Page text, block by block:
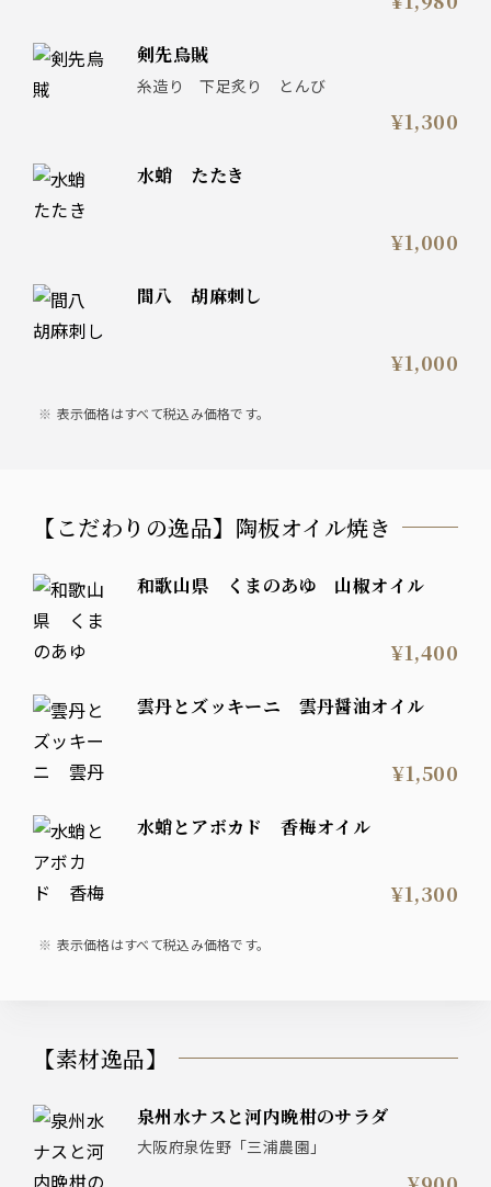
剣先烏賊
糸造り 下足炙り とんび
¥1,300
水蛸 たたき
¥1,000
間八 胡麻刺し
¥1,000
表示価格はすべて税込み価格です。
【こだわりの逸品】陶板オイル焼き
和歌山県 くまのあゆ 山椒オイル
¥1,400
雲丹とズッキーニ 雲丹醤油オイル
¥1,500
水蛸とアボカド 香梅オイル
¥1,300
表示価格はすべて税込み価格です。
【素材逸品】
泉州水ナスと河内晩柑のサラダ
大阪府泉佐野「三浦農園」